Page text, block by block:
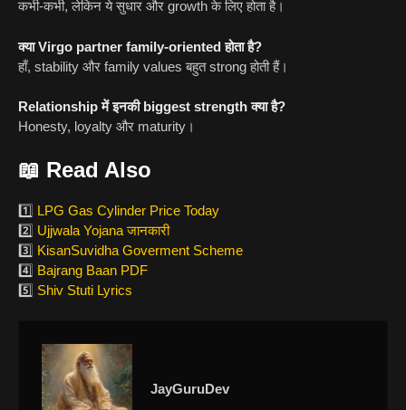
कभी-कभी, लेकिन ये सुधार और growth के लिए होता है।
क्या Virgo partner family-oriented होता है?
हाँ, stability और family values बहुत strong होती हैं।
Relationship में इनकी biggest strength क्या है?
Honesty, loyalty और maturity।
📖 Read Also
1️⃣ LPG Gas Cylinder Price Today
2️⃣ Ujjwala Yojana जानकारी
3️⃣ KisanSuvidha Goverment Scheme
4️⃣ Bajrang Baan PDF
5️⃣ Shiv Stuti Lyrics
JayGuruDev